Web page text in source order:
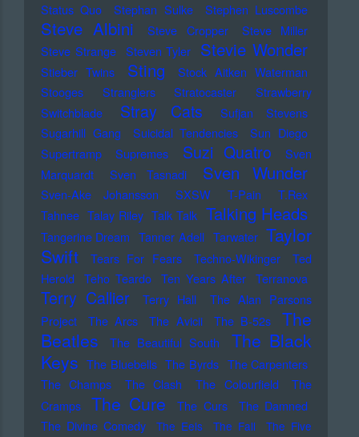
Status Quo
Stephan Sulke Stephen Luscombe
Steve Albini Steve Cropper
Steve Miller
Steve Strange Steven Tyler Stevie Wonder
Stieber Twins Sting
Stock Aitken Waterman
Stooges
Stranglers Stratocaster
Strawberry
Switchblade
Stray Cats
Sufjan Stevens
Sugarhill Gang
Suicidal Tendencies
Sun Diego
Supertramp
Supremes Suzi Quatro
Sven
Marquardt
Sven Tasnadi Sven Wunder
Sven-Ake Johansson SXSW T-Pain
T.Rex
Tahnee Talay Riley Talk Talk Talking Heads
Tangerine Dream Tanner Adell Tarwater Taylor
Swift
Tears For Fears Techno-Wikinger
Ted
Herold
Teho Teardo Ten Years After Terranova
Terry Callier Terry Hall
The Alan Parsons
Project
The Arcs The Avicii The B-52s
The
Beatles
The Beautiful South
The Black
Keys The Bluebells The Byrds The Carpenters
The Champs
The Clash The Colourfield
The
Cramps
The Cure The Curs
The Damned
The Divine Comedy
The Eels The Fall
The Five